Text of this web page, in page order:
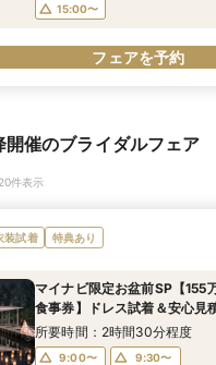
15:00〜
フェアを予約
開催のブライダルフェア
件表示
装試着 特典あり
マイナビ限定お盆前SP【155
食事券】ドレス試着＆安心見
所要時間：2時間30分程度
9:00〜
9:30〜